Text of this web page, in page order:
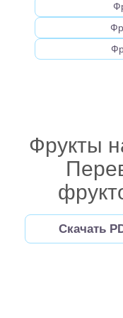
Фрукты
Скачать